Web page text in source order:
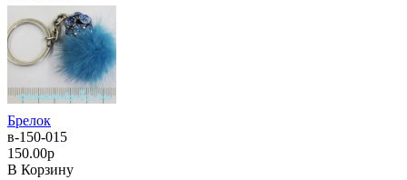
Брелок
в-150-015
150.00р
В Корзину